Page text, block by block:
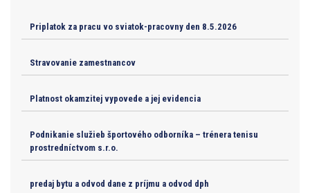
Priplatok za pracu vo sviatok-pracovny den 8.5.2026
Stravovanie zamestnancov
Platnost okamzitej vypovede a jej evidencia
Podnikanie služieb športového odborníka – trénera tenisu
prostredníctvom s.r.o.
predaj bytu a odvod dane z príjmu a odvod dph